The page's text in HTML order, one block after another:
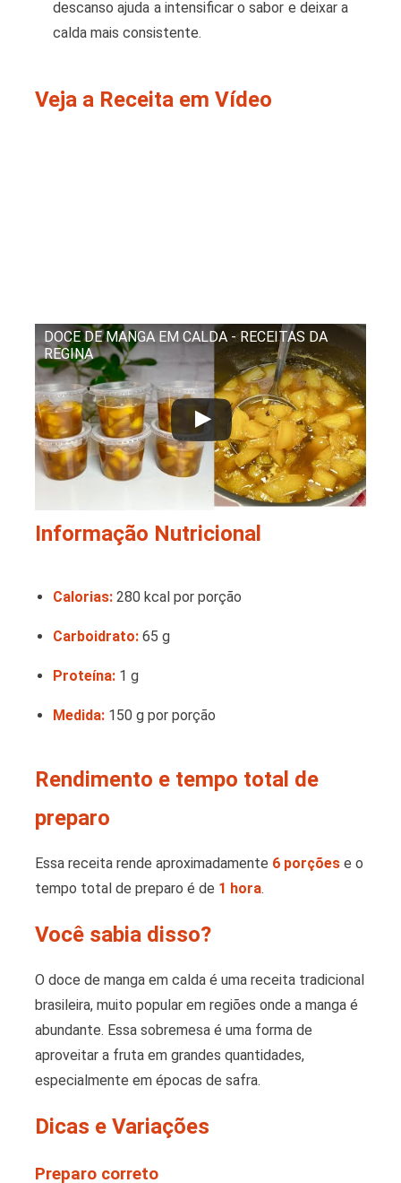
descanso ajuda a intensificar o sabor e deixar a
calda mais consistente.
Veja a Receita em Vídeo
DOCE DE MANGA EM CALDA - RECEITAS DA
REGINA
Informação Nutricional
Calorias: 280 kcal por porção
Carboidrato: 65 g
Proteína: 1 g
Medida: 150 g por porção
Rendimento e tempo total de
preparo
Essa receita rende aproximadamente 6 porções e o
tempo total de preparo é de 1 hora.
Você sabia disso?
O doce de manga em calda é uma receita tradicional
brasileira, muito popular em regiões onde a manga é
abundante. Essa sobremesa é uma forma de
aproveitar a fruta em grandes quantidades,
especialmente em épocas de safra.
Dicas e Variações
Preparo correto